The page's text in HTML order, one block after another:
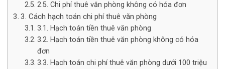
2.5. Chi phí thuê văn phòng không có hóa đơn
3. Cách hạch toán chi phí thuê văn phòng
3.1. Hạch toán tiền thuê văn phòng
3.2. Hạch toán tiền thuê văn phòng không có hóa
đơn
3.3. Hạch toán chi phí thuê văn phòng dưới 100 triệu